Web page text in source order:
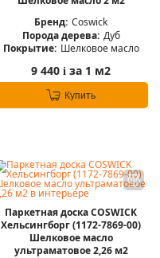
Бренд: Coswick
Порода дерева: Дуб
Покрытие: Шелковое масло
9 440 i за 1 м2
Купить
Паркетная доска COSWICK
Хельсингборг (1172-7869-00)
Шелковое масло
ультраматовое 2,26 м2